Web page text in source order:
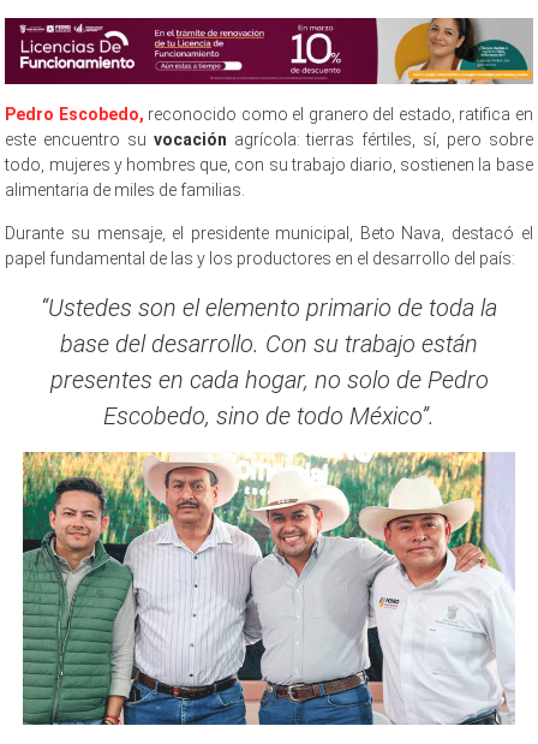
Pedro Escobedo, reconocido como el granero del estado, ratifica en
este encuentro su vocación agrícola: tierras fértiles, sí, pero sobre
todo, mujeres y hombres que, con su trabajo diario, sostienen la base
alimentaria de miles de familias.
Durante su mensaje, el presidente municipal, Beto Nava, destacó el
papel fundamental de las y los productores en el desarrollo del país:
“Ustedes son el elemento primario de toda la
base del desarrollo. Con su trabajo están
presentes en cada hogar, no solo de Pedro
Escobedo, sino de todo México”.